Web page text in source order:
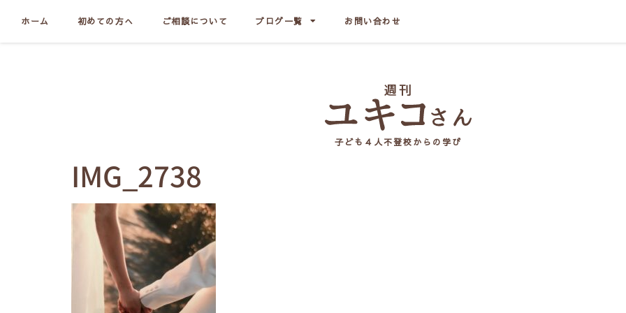
ホーム 初めての方へ ご相談について ブログ一覧 お問い合わせ
子ども４人不登校からの学び
IMG_2738